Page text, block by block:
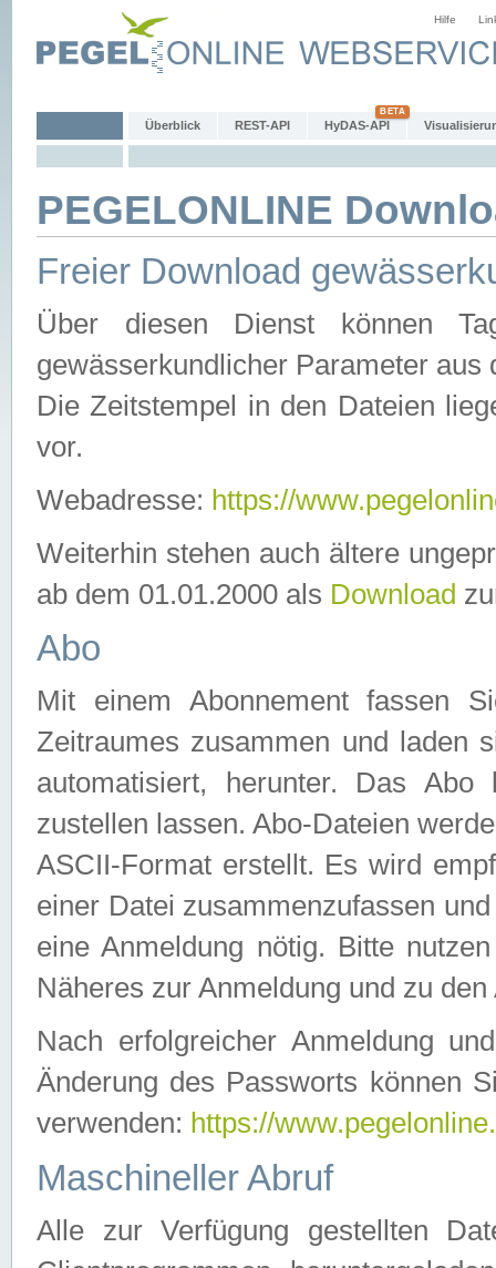
Hilfe
Überblick REST-API HyDAS-API
PEGELONLINE
Freier Download
Über diesen Dienst können
gewässerkundlicher Parameter aus
Die Zeitstempel in den Dateien
vor.
Webadresse: https://
Weiterhin stehen auch ältere
ab dem 01.01.2000 als Download
Abo
Mit einem Abonnement fassen
Zeitraumes zusammen und laden
automatisiert, herunter. Das
zustellen lassen. Abo-Dateien
ASCII-Format erstellt. Es wird
einer Datei zusammenzufassen
eine Anmeldung nötig. Bitte
Näheres zur Anmeldung und zu
Nach erfolgreicher Anmeldung
Änderung des Passworts können
verwenden: https://
Maschineller Abruf
Alle zur Verfügung gestellten